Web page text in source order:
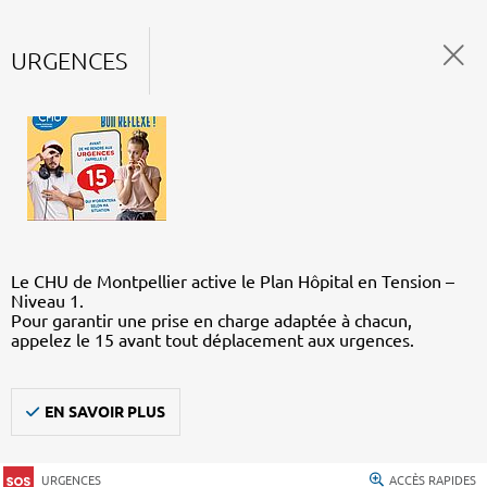
URGENCES
Le CHU de Montpellier active le Plan Hôpital en Tension –
Niveau 1.
Pour garantir une prise en charge adaptée à chacun,
appelez le 15 avant tout déplacement aux urgences.
EN SAVOIR PLUS
URGENCES ACCÈS RAPIDES